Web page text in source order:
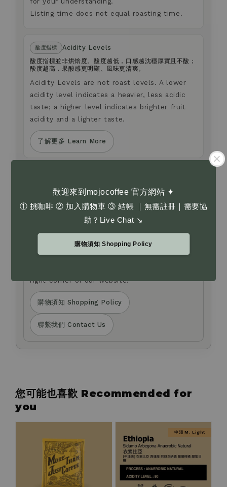
歡迎來到mojocoffee 官方網站 ✦
① 挑咖啡 ② 加入購物車 ③ 結帳 ｜無需註冊｜需要協
助？Live Chat ↘
購物須知 Shopping Policy
Listing time does not equal roasting time.
酸度指標
Acidity Levels
酸度指標並非烘焙度。酸度越低，口感越沈穩厚實且不酸；
酸度越高，果酸感更明顯、風味更清爽。
Acidity Levels are not roast levels. A lower
acidity level indicates a heavier, less acidic
taste; a higher level indicates brighter fruit
acidity and a lighter taste.
了解更多 Learn More
我們不會以電話或簡訊方式通知您變更付款方式。
如您對商品選購，或有任何疑問，歡迎透過官網右下角
Live Chat 留言與我們聯繫。
We will never contact you by phone or SMS
to request changes to your payment method.
If you have any questions about product
selection or need assistance, please leave us
right corner of our website.
購物須知 Shopping Policy
聯繫我們 Contact Us
您可能也喜歡 Recommended for
you
中淺 M. Light